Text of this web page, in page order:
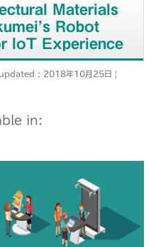
Materials
Robot
IoT Experience
: 2018年10月25日
in: